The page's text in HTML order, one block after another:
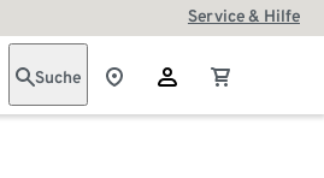
Service & Hilfe
Suche